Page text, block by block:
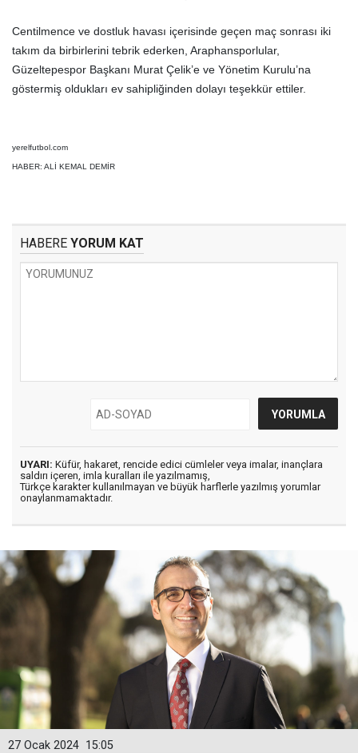
Centilmence ve dostluk havası içerisinde geçen maç sonrası iki
takım da birbirlerini tebrik ederken, Araphansporlular,
Güzeltepespor Başkanı Murat Çelik’e ve Yönetim Kurulu’na
göstermiş oldukları ev sahipliğinden dolayı teşekkür ettiler.
yerelfutbol.com
HABER: ALİ KEMAL DEMİR
HABERE YORUM KAT
UYARI: Küfür, hakaret, rencide edici cümleler veya imalar, inançlara
saldırı içeren, imla kuralları ile yazılmamış,
Türkçe karakter kullanılmayan ve büyük harflerle yazılmış yorumlar
onaylanmamaktadır.
15:05
27 Ocak 2024